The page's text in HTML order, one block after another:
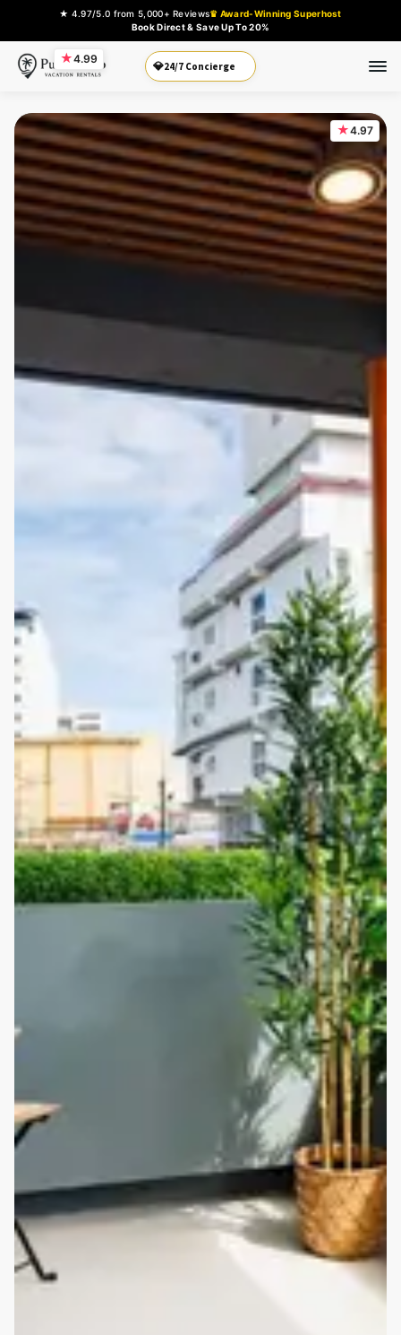
★ 4.97/5.0 from 5,000+ Reviews♛ Award-Winning Superhost
Book Direct & Save Up To 20%
★4.99
💎Book Direct
★4.97